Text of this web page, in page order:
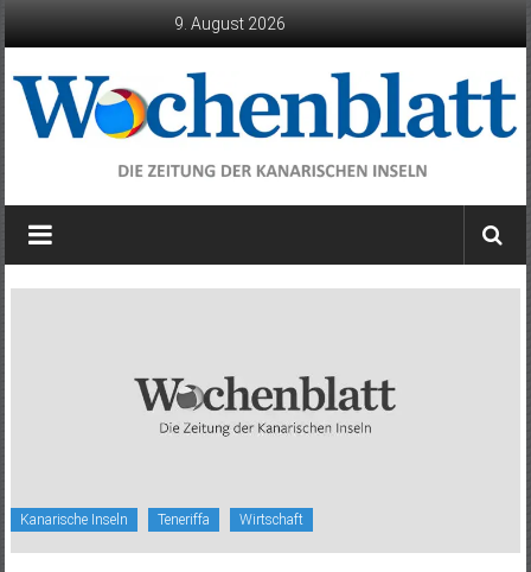
9. August 2026
Wochenblatt
die
Kanarische Inseln Teneriffa Wirtschaft